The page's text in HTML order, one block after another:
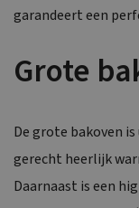
garandeert een
Grote
De grote bakoven
gerecht heerlijk
Daarnaast is een